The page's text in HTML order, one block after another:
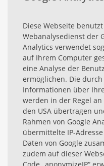
Diese Webseite
Webanalysedienst der
Analytics verwendet
auf Ihrem Computer
eine Analyse der
ermöglichen. Die
Informationen über
werden in der Regel
den USA übertragen
Rahmen von Google
übermittelte IP-
Daten von Google
zudem auf dieser